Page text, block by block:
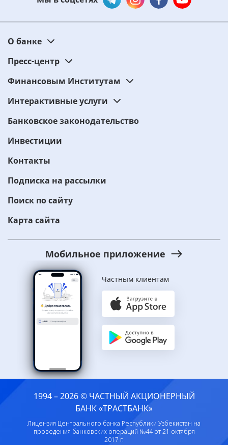
О банке
Пресс-центр
Финансовым Институтам
Интерактивные услуги
Банковское законодательство
Инвестиции
Контакты
Подписка на рассылки
Поиск по сайту
Карта сайта
Мобильное приложение
Частным клиентам
1994 – 2026 © ЧАСТНЫЙ АКЦИОНЕРНЫЙ
БАНК «ТРАСТБАНК»
Лицензия Центрального банка Республики Узбекистан на
проведения банковских операций №44 от 21 октября
2017 г.